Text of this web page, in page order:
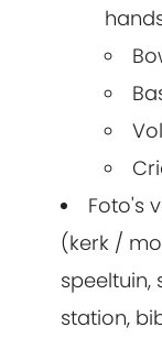
Foto's
(kerk /
speeltuin,
station,